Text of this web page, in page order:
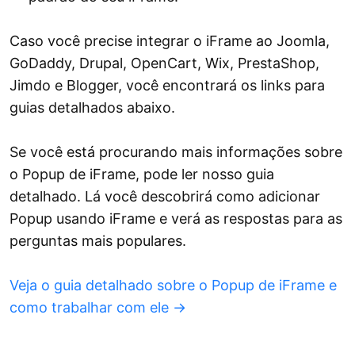
Caso você precise integrar o iFrame ao Joomla,
GoDaddy, Drupal, OpenCart, Wix, PrestaShop,
Jimdo e Blogger, você encontrará os links para
guias detalhados abaixo.
Se você está procurando mais informações sobre
o Popup de iFrame, pode ler nosso guia
detalhado. Lá você descobrirá como adicionar
Popup usando iFrame e verá as respostas para as
perguntas mais populares.
Veja o guia detalhado sobre o Popup de iFrame e
como trabalhar com ele →